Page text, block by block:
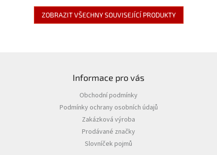
ZOBRAZIT VŠECHNY SOUVISEJÍCÍ PRODUKTY
Informace pro vás
Obchodní podmínky
Podmínky ochrany osobních údajů
Zakázková výroba
Prodávané značky
Slovníček pojmů